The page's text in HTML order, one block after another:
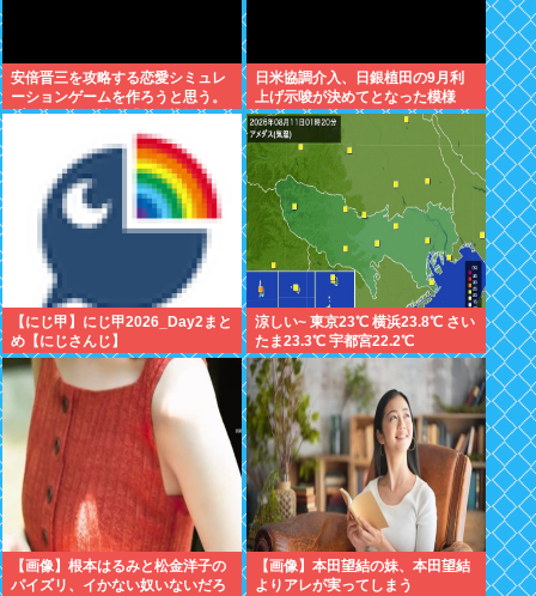
安倍晋三を攻略する恋愛シミュレ
ーションゲームを作ろうと思う。
プロポーズの時も「その指輪は何
だよ」とツンデレな晋さん
日米協調介入、日銀植田の9月利
上げ示唆が決めてとなった模様
【にじ甲】にじ甲2026_Day2まと
め【にじさんじ】
涼しい~ 東京23℃ 横浜23.8℃ さい
たま23.3℃ 宇都宮22.2℃
【画像】根本はるみと松金洋子の
パイズリ、イかない奴いないだろ
【画像】本田望結の妹、本田望結
よりアレが実ってしまう